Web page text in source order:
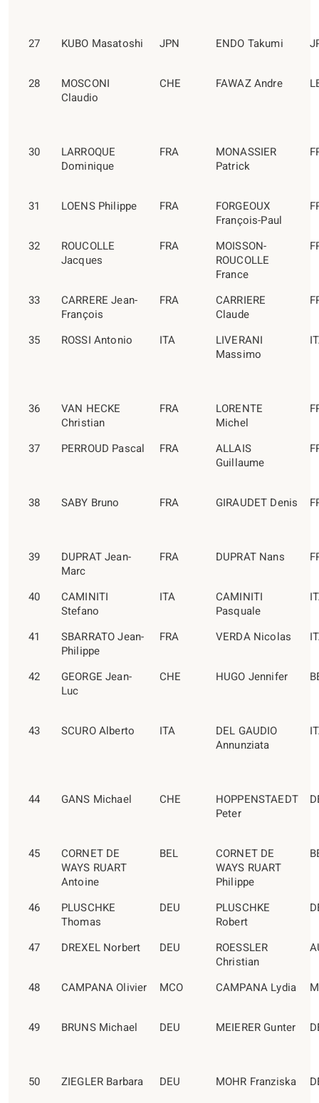
27 KUBO Masatoshi JPN ENDO Takumi
28
MOSCONI
Claudio
CHE FAWAZ Andre
30
LARROQUE
Dominique
FRA
MONASSIER
Patrick
31 LOENS Philippe FRA
FORGEOUX
François-Paul
32
ROUCOLLE
Jacques
FRA
MOISSON-
ROUCOLLE
France
33
CARRERE Jean-
François
FRA
CARRIERE
Claude
35 ROSSI Antonio ITA
LIVERANI
Massimo
36
VAN HECKE
Christian
FRA
LORENTE
Michel
37 PERROUD Pascal FRA
ALLAIS
Guillaume
38 SABY Bruno FRA GIRAUDET Denis
39
DUPRAT Jean-
Marc
FRA DUPRAT Nans
40
CAMINITI
Stefano
ITA
CAMINITI
Pasquale
41
SBARRATO Jean-
Philippe
FRA VERDA Nicolas
42
GEORGE Jean-
Luc
CHE HUGO Jennifer
43 SCURO Alberto ITA
DEL GAUDIO
Annunziata
44 GANS Michael CHE
HOPPENSTAEDT
Peter
45
CORNET DE
WAYS RUART
Antoine
BEL
CORNET DE
WAYS RUART
Philippe
46
PLUSCHKE
Thomas
DEU
PLUSCHKE
Robert
47 DREXEL Norbert DEU
ROESSLER
Christian
48 CAMPANA Olivier MCO CAMPANA Lydia
49 BRUNS Michael DEU MEIERER Gunter
50 ZIEGLER Barbara DEU MOHR Franziska